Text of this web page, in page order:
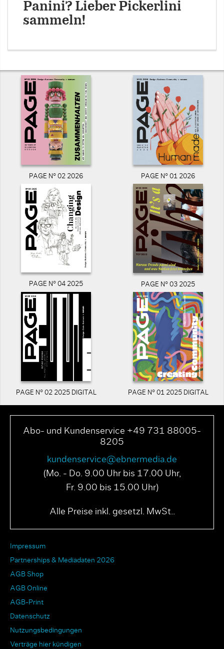
Panini? Lieber Pickerlini
sammeln!
PAGE N° 02 2026 PAGE N° 01 2026
PAGE N° 04 2025 PAGE N° 03 2025
PAGE N° 02 2025 DIGITAL PAGE N° 01 2025 DIGITAL
Abo- und Kundenservice +49 731 88005-
8205
kundenservice@ebnermedia.de
(Mo. - Do. 9.00 Uhr bis 17.00 Uhr,
Fr. 9.00 bis 15.00 Uhr)
Alle Preise inkl. gesetzl. MwSt..
Impressum
Partnerships & Mediadaten 2026
AGB Shop
AGB Online
AGB-Print
Datenschutz
Nutzungsbedingungen
Verträge hier kündigen